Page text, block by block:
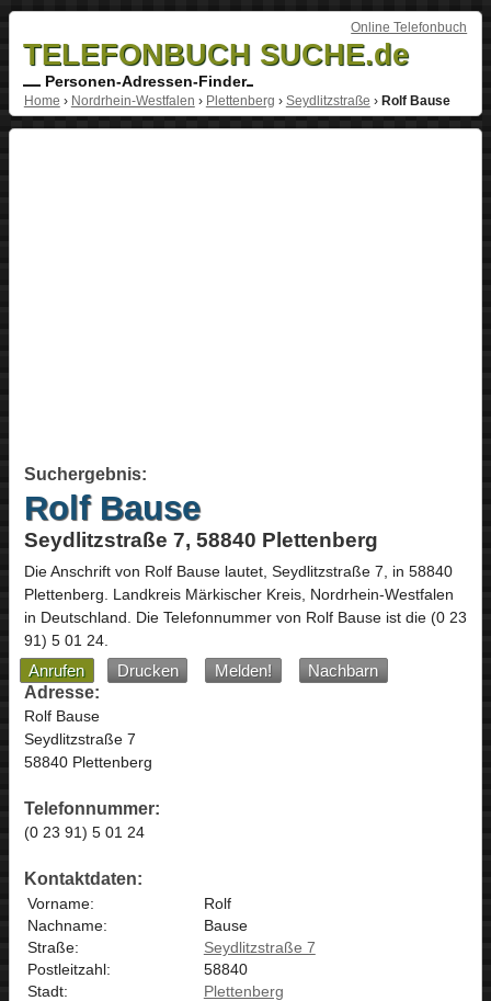
Online Telefonbuch
TELEFONBUCH SUCHE.de
Personen-Adressen-Finder
Home › Nordrhein-Westfalen › Plettenberg › Seydlitzstraße › Rolf Bause
Suchergebnis:
Rolf Bause
Seydlitzstraße 7, 58840 Plettenberg
Die Anschrift von Rolf Bauselautet, Seydlitzstraße 7, in 58840
Plettenberg. Landkreis Märkischer Kreis, Nordrhein-Westfalen
in Deutschland. Die Telefonnummer von Rolf Bause ist die (0 23
91) 5 01 24.
Anrufen Drucken Melden!
Nachbarn
Adresse:
Rolf Bause
Seydlitzstraße 7
58840 Plettenberg
Telefonnummer:
(0 23 91) 5 01 24
Kontaktdaten:
Vorname:
Rolf
Nachname:
Bause
Straße:
Seydlitzstraße 7
Postleitzahl:
58840
Stadt:
Plettenberg